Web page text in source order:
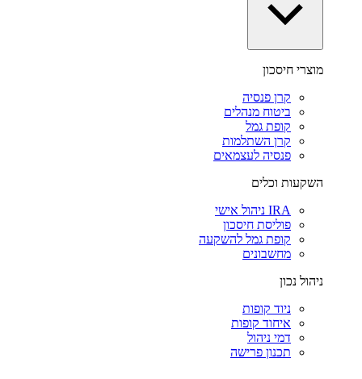
מוצרי חיסכון
קרן פנסיה
ביטוח מנהלים
קופת גמל
קרן השתלמות
פנסיה לעצמאים
השקעות וכלים
IRA ניהול אישי
פוליסת חיסכון
קופת גמל להשקעה
מחשבונים
ניהול נכון
ניוד קופות
איחוד קופות
דמי ניהול
תכנון פרישה